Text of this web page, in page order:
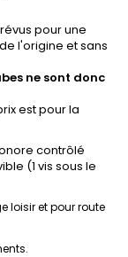
pour une
l'origine et sans
ne sont donc
est pour la
contrôlé
(1 vis sous le
loisir et pour route